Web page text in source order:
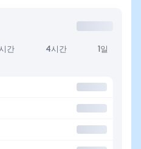
간 4시간 1일